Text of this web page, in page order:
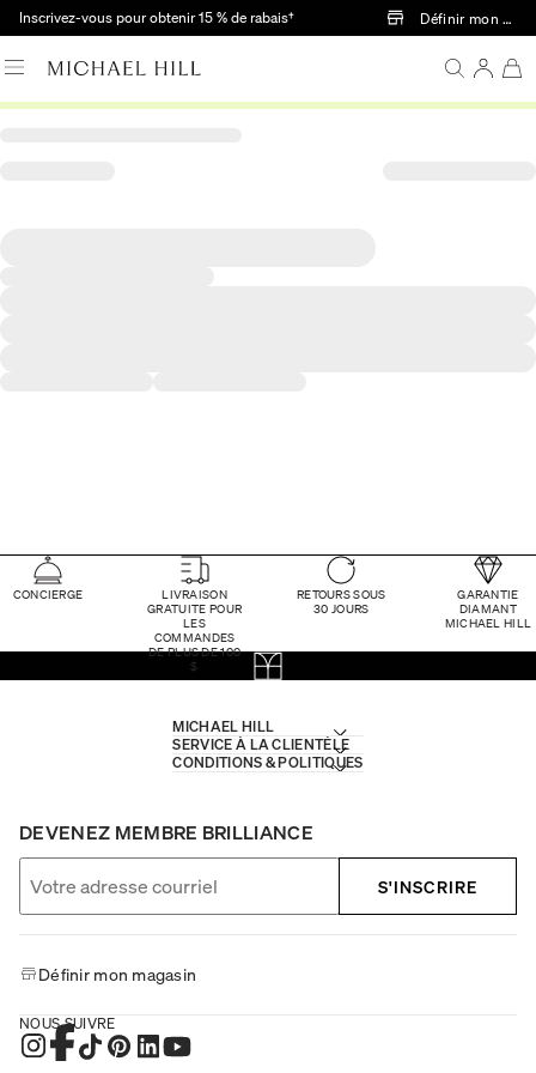
Passer au contenu principal
Inscrivez-vous pour obtenir 15 % de rabais† Définir mon
CONCIERGE
LIVRAISON
GRATUITE POUR
LES
COMMANDES
DE PLUS DE 100
$
RETOURS SOUS
30 JOURS
GARANTIE
DIAMANT
MICHAEL HILL
MICHAEL HILL
SERVICE À LA CLIENTÈLE
CONDITIONS & POLITIQUES
DEVENEZ MEMBRE BRILLIANCE
S'INSCRIRE
Définir mon magasin
NOUS SUIVRE